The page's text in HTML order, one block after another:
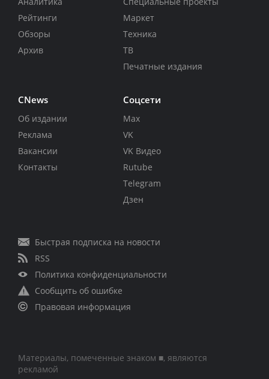
Рейтинги
Обзоры
Архив
Маркет
Техника
ТВ
Печатные издания
CNews
Об издании
Реклама
Вакансии
Контакты
Соцсети
Max
VK
VK Видео
Rutube
Telegram
Дзен
Быстрая подписка на новости
RSS
Политика конфиденциальности
Сообщить об ошибке
Правовая информация
Материалы, помеченные знаком ■, являются
рекламой